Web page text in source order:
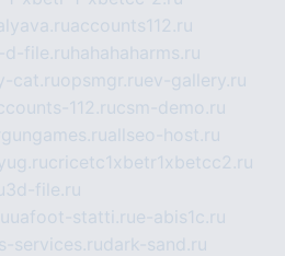
accounts112.ru
d-file.ru hahahaharms.ru
cat.ruopsmgr.ruev-gallery.ru
112.rucsm-demo.ru
allseo-host.ru
cricetc1xbetr1xbetcc2.ru
3d-file.ru
uafoot-statti.rue-abis1c.ru
services.rudark-sand.ru